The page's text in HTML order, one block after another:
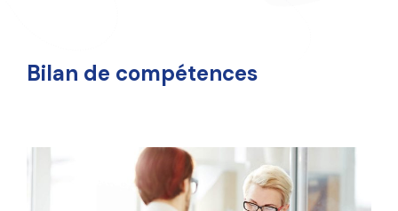
Bilan de compétences